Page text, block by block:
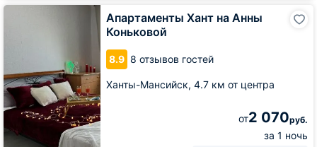
Апартаменты Хант на Анны
Коньковой
8.9 8 отзывов гостей
Ханты-Мансийск, 4.7 км от центра
от2 070руб.
за 1 ночь
Апартаменты
Коньковой